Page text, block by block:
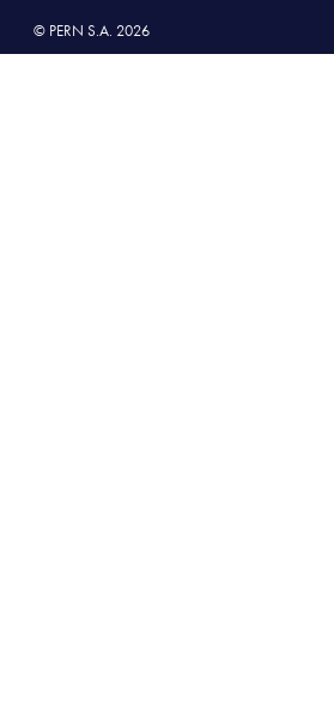
© PERN S.A. 2026